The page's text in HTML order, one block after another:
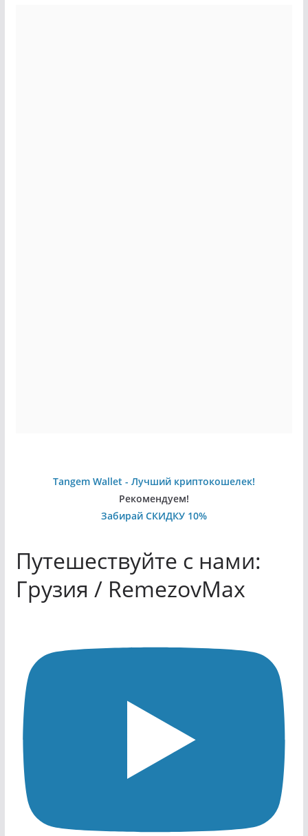
Tangem Wallet - Лучший криптокошелек!
Рекомендуем!
Забирай СКИДКУ 10%
Путешествуйте с нами:
Грузия / RemezovMax